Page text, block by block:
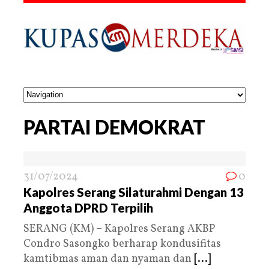
PARTAI DEMOKRAT
31/07/2024 0
Kapolres Serang Silaturahmi Dengan 13
Anggota DPRD Terpilih
SERANG (KM) – Kapolres Serang AKBP
Condro Sasongko berharap kondusifitas
kamtibmas aman dan nyaman dan [...]